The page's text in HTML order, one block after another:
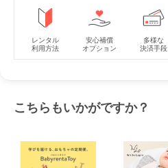
レンタル
利用方法
安心補償
オプション
多様な
決済手段
こちらもいかがですか？